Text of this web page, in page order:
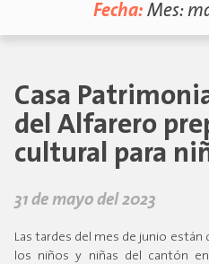
Fecha: Mes:
Casa
del Alfarero
cultural para
31 de mayo del 2023
Las tardes del mes de junio
los niños y niñas del cantón